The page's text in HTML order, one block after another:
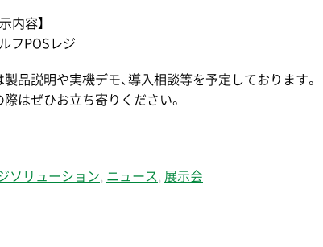
内容】
フPOSレジ
品説明や実機デモ、導入相談等を予定しております。
際はぜひお立ち寄りください。
ソリューション ニュース 展示会